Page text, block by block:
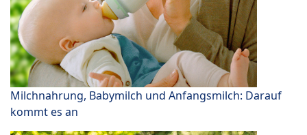
Milchnahrung, Babymilch und Anfangsmilch: Darauf
kommt es an